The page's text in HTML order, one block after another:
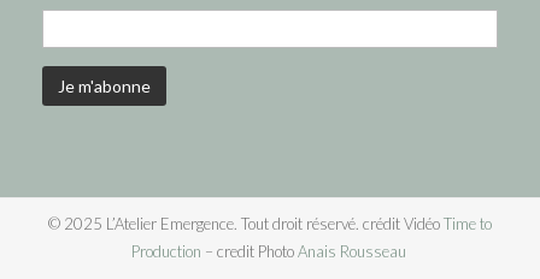
© 2025 L’Atelier Emergence. Tout droit réservé. crédit VidéoTime to
Production – credit PhotoAnais Rousseau